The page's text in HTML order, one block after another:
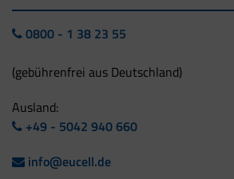
0800 - 1 38 23 55
(gebührenfrei aus Deutschland)
Ausland:
+49 - 5042 940 660
info@eucell.de